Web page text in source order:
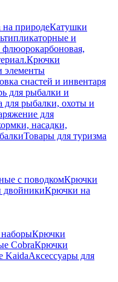
природеКатушки
и
Крючки
элементы
снастей и инвентаря
для рыбалки и
для рыбалки, охоты и
для
насадки,
Товары для туризма
с поводкомКрючки
Крючки на
Крючки
CobraКрючки
KaidaАксессуары для